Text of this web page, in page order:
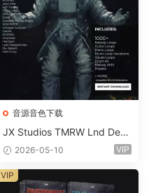
音源音色下载
JX Studios TMRW Lnd Dee
p And Tech House Sound Ki
ets-FANTASTiC
2026-05-10 VIP
VIP